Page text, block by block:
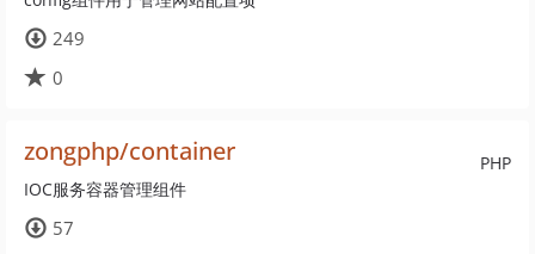
249
0
PHP
zongphp/container
IOC服务容器管理组件
57